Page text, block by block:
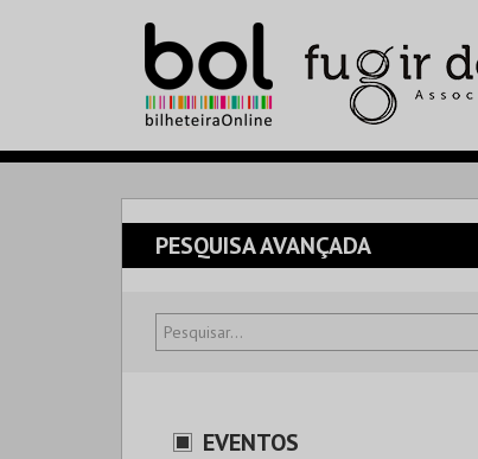
PESQUISA AVANÇADA
EVENTOS